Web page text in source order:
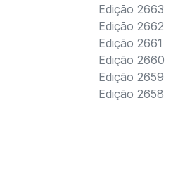
Edição 2663
Edição 2662
Edição 2661
Edição 2660
Edição 2659
Edição 2658